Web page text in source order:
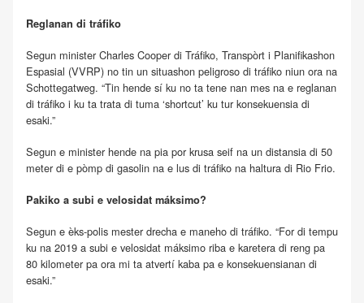
Reglanan di tráfiko
Segun minister Charles Cooper di Tráfiko, Transpòrt i Planifikashon
Espasial (VVRP) no tin un situashon peligroso di tráfiko niun ora na
Schottegatweg. “Tin hende sí ku no ta tene nan mes na e reglanan
di tráfiko i ku ta trata di tuma ‘shortcut’ ku tur konsekuensia di
esaki.”
Segun e minister hende na pia por krusa seif na un distansia di 50
meter di e pòmp di gasolin na e lus di tráfiko na haltura di Rio Frio.
Pakiko a subi e velosidat máksimo?
Segun e èks-polis mester drecha e maneho di tráfiko. “For di tempu
ku na 2019 a subi e velosidat máksimo riba e karetera di reng pa
80 kilometer pa ora mi ta atvertí kaba pa e konsekuensianan di
esaki.”